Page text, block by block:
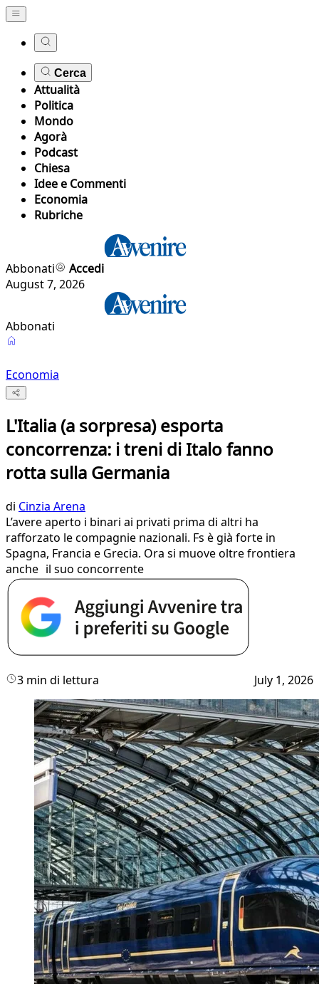
Cerca
Attualità
Politica
Mondo
Agorà
Podcast
Chiesa
Idee e Commenti
Economia
Rubriche
Abbonati
Accedi
August 7, 2026
Abbonati
Economia
L'Italia (a sorpresa) esporta
concorrenza: i treni di Italo fanno
rotta sulla Germania
di Cinzia Arena
L’avere aperto i binari ai privati prima di altri ha
rafforzato le compagnie nazionali. Fs è già forte in
Spagna, Francia e Grecia. Ora si muove oltre frontiera
anche il suo concorrente
3 min di lettura July 1, 2026